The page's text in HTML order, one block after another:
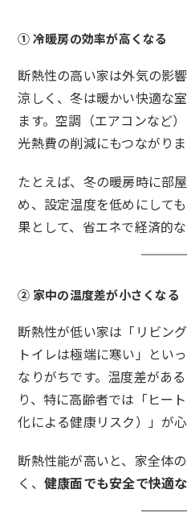
① 冷暖房の効率が高くなる
断熱性の高い家は外気の影
涼しく、冬は暖かい快適な
ます。空調（エアコンなど
光熱費の削減にもつながりま
たとえば、冬の暖房時に部
め、設定温度を低めにして
果として、省エネで経済的
② 家中の温度差が小さくなる
断熱性が低い家は「リビン
トイレは極端に寒い」とい
なりがちです。温度差があ
り、特に高齢者では「ヒー
化による健康リスク）」が心
断熱性能が高いと、家全体
く、 健康面でも安全で快適